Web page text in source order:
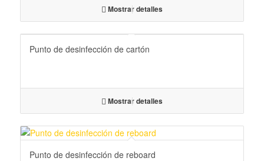
Mostrar detalles
Punto de desinfección de cartón
Mostrar detalles
Punto de desinfección de reboard